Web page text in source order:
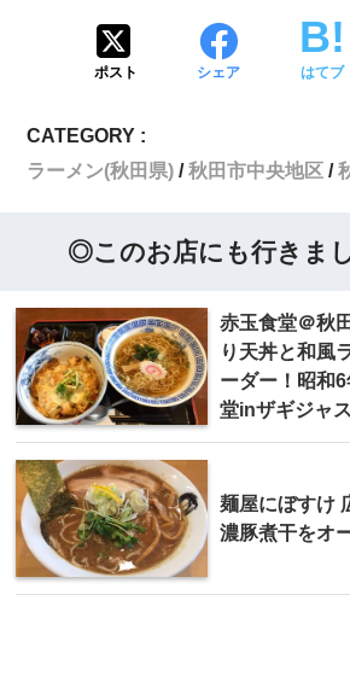
ポスト シェア はてブ
CATEGORY :
ラーメン(秋田県)
秋田市中央地区
◎このお店にも行きまし
赤玉食堂＠秋
り天丼と和風
ーダー！昭和
堂inザギジャ
麺屋にぼすけ
濃豚煮干をオ